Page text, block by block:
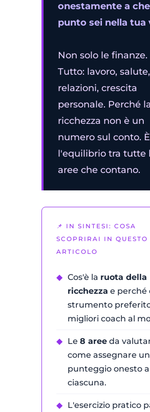
onestamente a che
punto sei nella tua
Non solo le finanze.
Tutto: lavoro, salute,
relazioni, crescita
personale. Perché
ricchezza non è un
numero sul conto. È
l'equilibrio tra tutte
aree che contano.
📌 IN SINTESI: COSA
SCOPRIRAI IN QUESTO
ARTICOLO
◆ Cos'è la ruota della
ricchezza e perché
strumento
migliori coach al
◆ Le 8 areeda
come assegnare un
punteggio onesto a
ciascuna.
◆ L'esercizio pratico